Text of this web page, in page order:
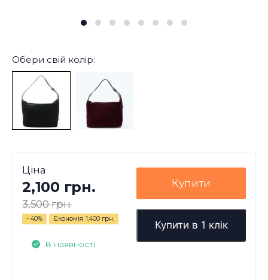
Обери свій колір:
Ціна
2,100 грн.
3,500 грн.
- 40% Економія 1,400 грн.
В наявності
Купити
Купити в 1 клік